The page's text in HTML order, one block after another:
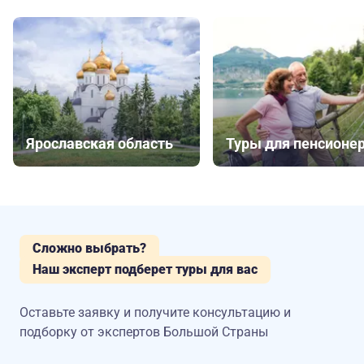
Ярославская область Туры для
Сложно выбрать?
Наш эксперт подберет туры для вас
Оставьте заявку и получите консультацию и
подборку от экспертов Большой Страны